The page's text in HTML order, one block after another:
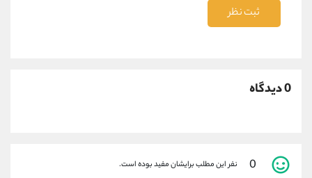
ثبت نظر
0 دیدگاه
0 نفر این مطلب برایشان مفید بوده است.